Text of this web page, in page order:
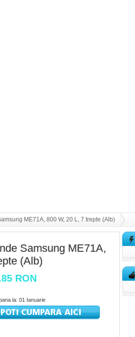
ME71A, 800 W, 20 L, 7 trepte (Alb)
Samsung ME71A,
(Alb)
RON
la: 01 Ianuarie